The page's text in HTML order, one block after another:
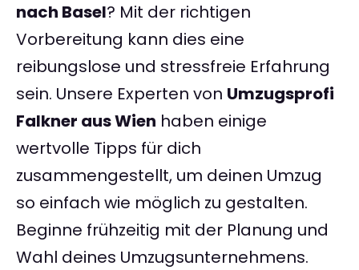
nach Basel? Mit der richtigen
Vorbereitung kann dies eine
reibungslose und stressfreie Erfahrung
sein. Unsere Experten von Umzugsprofi
Falkner aus Wien haben einige
wertvolle Tipps für dich
zusammengestellt, um deinen Umzug
so einfach wie möglich zu gestalten.
Beginne frühzeitig mit der Planung und
Wahl deines Umzugsunternehmens.